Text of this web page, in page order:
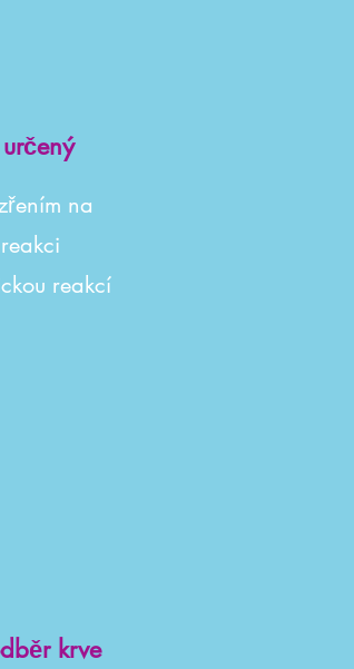
na
reakcí
krve